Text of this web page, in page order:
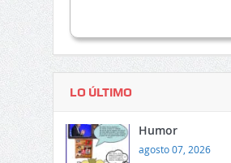
LO ÚLTIMO
Humor
agosto 07, 2026